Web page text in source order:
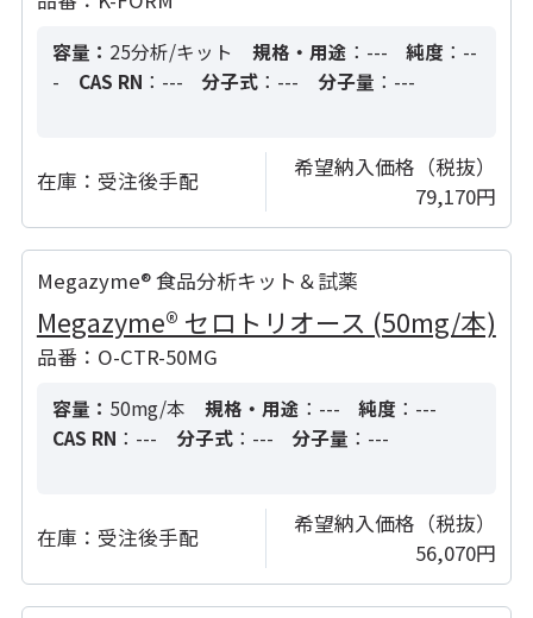
容量： 25分析/キット 規格・用途 ：--- 純度 ：--
-
CAS RN ：--- 分子式 ：--- 分子量 ：---
在庫： 受注後手配
希望納入価格（税抜）
79,170円
Megazyme® 食品分析キット＆試薬
Megazyme® セロトリオース (50mg/本)
品番：O-CTR-50MG
容量： 50mg/本 規格・用途 ：--- 純度 ：---
CAS RN ：--- 分子式：--- 分子量 ：---
在庫： 受注後手配
希望納入価格（税抜）
56,070円